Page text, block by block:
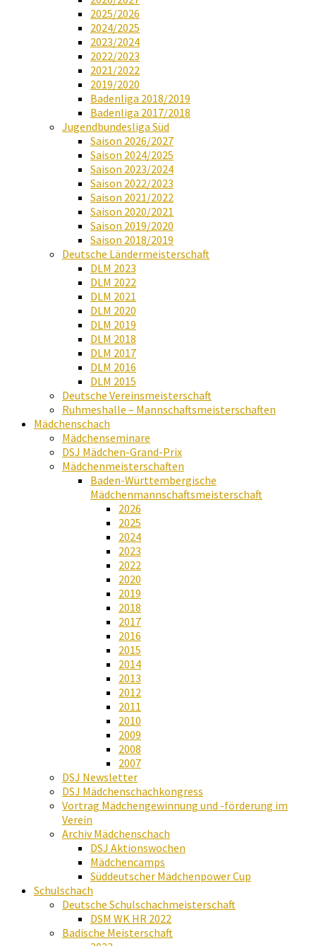
2025/2026
2024/2025
2023/2024
2022/2023
2021/2022
2019/2020
Badenliga 2018/2019
Badenliga 2017/2018
Jugendbundesliga Süd
Saison 2026/2027
Saison 2024/2025
Saison 2023/2024
Saison 2022/2023
Saison 2021/2022
Saison 2020/2021
Saison 2019/2020
Saison 2018/2019
Deutsche Ländermeisterschaft
DLM 2023
DLM 2022
DLM 2021
DLM 2020
DLM 2019
DLM 2018
DLM 2017
DLM 2016
DLM 2015
Deutsche Vereinsmeisterschaft
Ruhmeshalle – Mannschaftsmeisterschaften
Mädchenschach
Mädchenseminare
DSJ Mädchen-Grand-Prix
Mädchenmeisterschaften
Baden-Württembergische
Mädchenmannschaftsmeisterschaft
2026
2025
2024
2023
2022
2020
2019
2018
2017
2016
2015
2014
2013
2012
2011
2010
2009
2008
2007
DSJ Newsletter
DSJ Mädchenschachkongress
Vortrag Mädchengewinnung und -förderung im
Verein
Archiv Mädchenschach
DSJ Aktionswochen
Mädchencamps
Süddeutscher Mädchenpower Cup
Schulschach
Deutsche Schulschachmeisterschaft
DSM WK HR 2022
Badische Meisterschaft